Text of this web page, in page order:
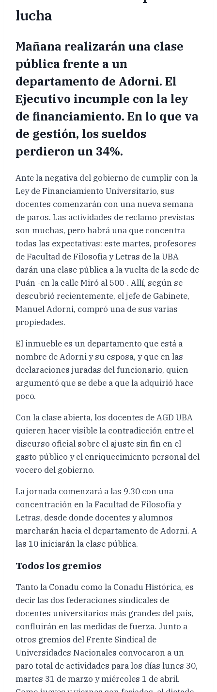
lucha
Mañana realizarán una clase
pública frente a un
departamento de Adorni. El
Ejecutivo incumple con la ley
de financiamiento. En lo que va
de gestión, los sueldos
perdieron un 34%.
Ante la negativa del gobierno de cumplir con la
Ley de Financiamiento Universitario, sus
docentes comenzarán con una nueva semana
de paros. Las actividades de reclamo previstas
son muchas, pero habrá una que concentra
todas las expectativas: este martes, profesores
de Facultad de Filosofìa y Letras de la UBA
darán una clase pública a la vuelta de la sede de
Puán -en la calle Miró al 500-. Allí, según se
descubrió recientemente, el jefe de Gabinete,
Manuel Adorni, compró una de sus varias
propiedades.
El inmueble es un departamento que está a
nombre de Adorni y su esposa, y que en las
declaraciones juradas del funcionario, quien
argumentó que se debe a que la adquirió hace
poco.
Con la clase abierta, los docentes de AGD UBA
quieren hacer visible la contradicción entre el
discurso oficial sobre el ajuste sin fin en el
gasto público y el enriquecimiento personal del
vocero del gobierno.
La jornada comenzará a las 9.30 con una
concentración en la Facultad de Filosofía y
Letras, desde donde docentes y alumnos
marcharán hacia el departamento de Adorni. A
las 10 iniciarán la clase pública.
Todos los gremios
Tanto la Conadu como la Conadu Histórica, es
decir las dos federaciones sindicales de
docentes universitarios más grandes del país,
confluirán en las medidas de fuerza. Junto a
otros gremios del Frente Sindical de
Universidades Nacionales convocaron a un
paro total de actividades para los días lunes 30,
martes 31 de marzo y miércoles 1 de abril.